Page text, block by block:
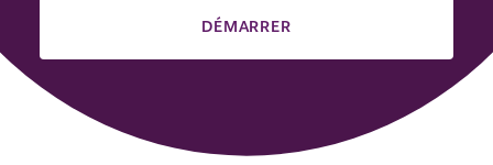
DÉMARRER